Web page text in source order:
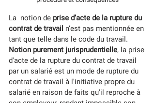
La  notion de prise d’acte de la rupture du
contrat de travail n’est pas mentionnée en
tant que telle dans le code du travail.
Notion purement jurisprudentielle, la prise
d'acte de la rupture du contrat de travail
par un salarié est un mode de rupture du
contrat de travail à l'initiative propre du
salarié en raison de faits qu'il reproche à